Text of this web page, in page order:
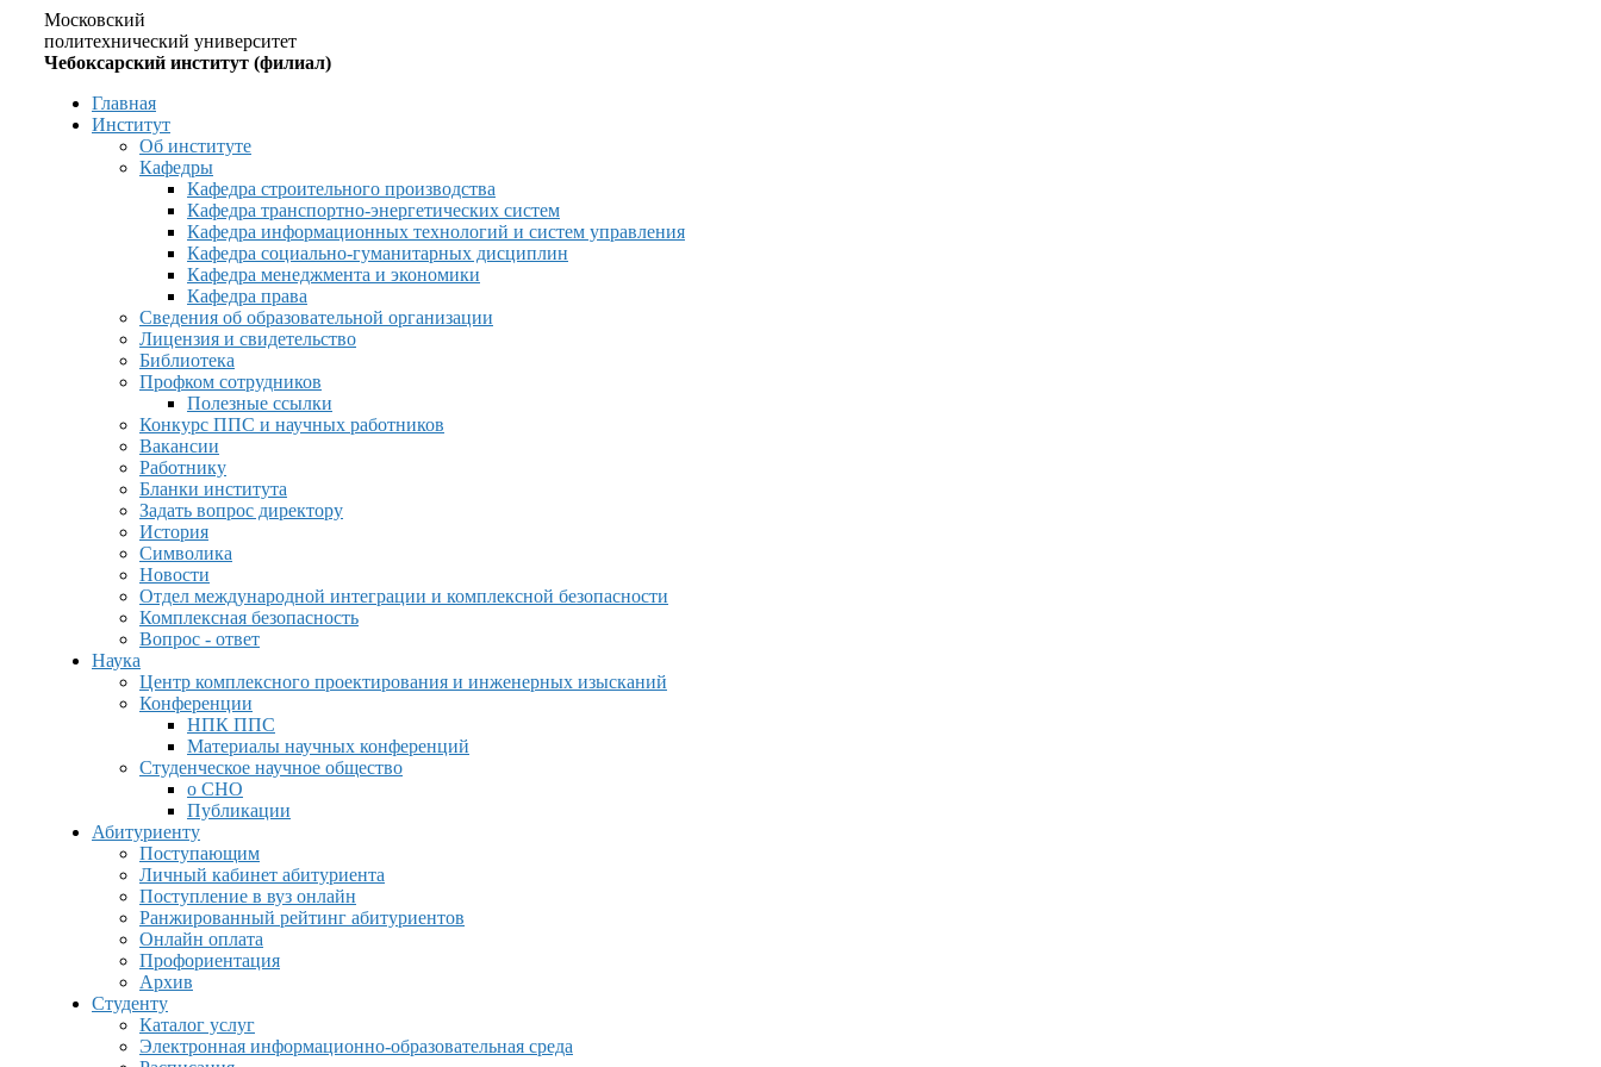
Московский
политехнический университет
Чебоксарский институт (филиал)
Главная
Институт
Об институте
Кафедры
Кафедра строительного производства
Кафедра транспортно-энергетических систем
Кафедра информационных технологий и систем управления
Кафедра социально-гуманитарных дисциплин
Кафедра менеджмента и экономики
Кафедра права
Сведения об образовательной организации
Лицензия и свидетельство
Библиотека
Профком сотрудников
Полезные ссылки
Конкурс ППС и научных работников
Вакансии
Работнику
Бланки института
Задать вопрос директору
История
Символика
Новости
Отдел международной интеграции и комплексной безопасности
Комплексная безопасность
Вопрос - ответ
Наука
Центр комплексного проектирования и инженерных изысканий
Конференции
НПК ППС
Материалы научных конференций
Студенческое научное общество
о СНО
Публикации
Абитуриенту
Поступающим
Личный кабинет абитуриента
Поступление в вуз онлайн
Ранжированный рейтинг абитуриентов
Онлайн оплата
Профориентация
Архив
Студенту
Каталог услуг
Электронная информационно-образовательная среда